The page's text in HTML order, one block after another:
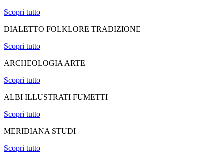
Scopri tutto
DIALETTO FOLKLORE TRADIZIONE
Scopri tutto
ARCHEOLOGIA ARTE
Scopri tutto
ALBI ILLUSTRATI FUMETTI
Scopri tutto
MERIDIANA STUDI
Scopri tutto